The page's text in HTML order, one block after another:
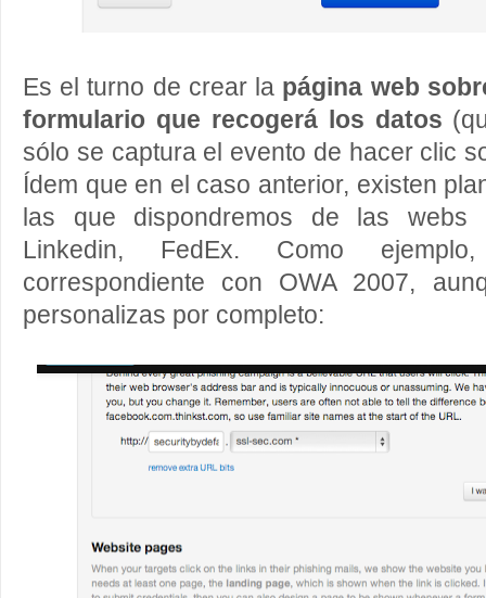
Es el turno de crear la página web
formulario que recogerá los datos
sólo se captura el evento de hacer clic
Ídem que en el caso anterior, existen
las que dispondremos de las webs
Linkedin, FedEx. Como
correspondiente con OWA 2007,
personalizas por completo: